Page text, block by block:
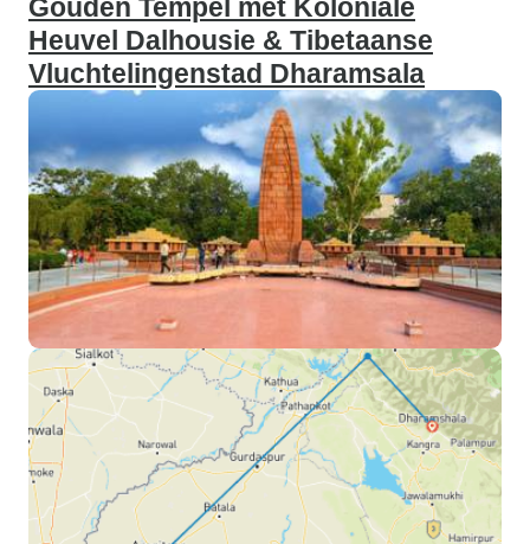
Gouden Tempel met Koloniale
Heuvel Dalhousie & Tibetaanse
Vluchtelingenstad Dharamsala